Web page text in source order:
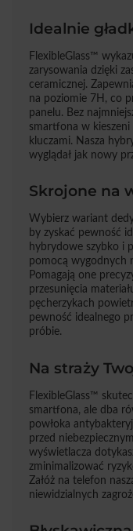
Idealnie
FlexibleGlass™
zarysowania dzięki
ceramicznej.
na poziomie 7H, co
panelu. Bez
smartfona w
kluczami. Nasza
wyglądał jak nowy
Skrojone na
Wybierz wariant
by zyskać pewność
hybrydowe szybko i
pomocą wygodnych
Pomagają one
przesunięcia
pęcherzykach
pewność idealnego
próbie.
Na straży
FlexibleGlass™
smartfona, ale dba
powłoka
przed
wyświetlacza
zminimalizować
Załóż na telefon
niewidzialnych